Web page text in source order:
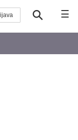
☰